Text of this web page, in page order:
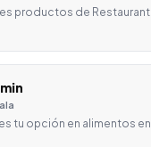
productos de
tu opción en alimentos